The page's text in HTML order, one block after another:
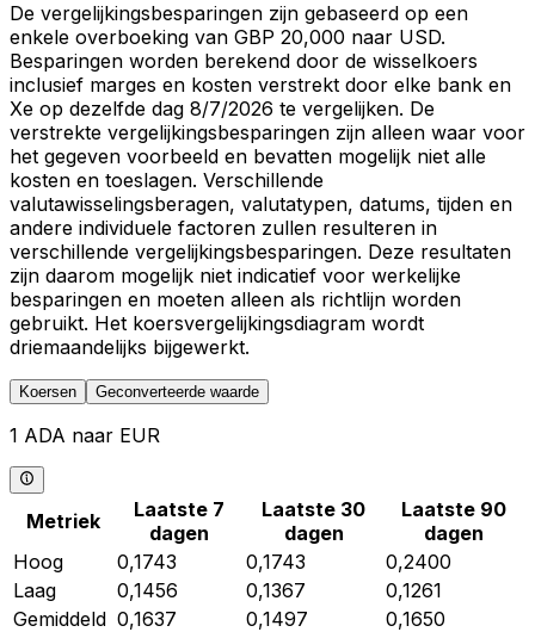
De vergelijkingsbesparingen zijn gebaseerd op een
enkele overboeking van GBP 20,000 naar USD.
Besparingen worden berekend door de wisselkoers
inclusief marges en kosten verstrekt door elke bank en
Xe op dezelfde dag 8/7/2026 te vergelijken. De
verstrekte vergelijkingsbesparingen zijn alleen waar voor
het gegeven voorbeeld en bevatten mogelijk niet alle
kosten en toeslagen. Verschillende
valutawisselingsberagen, valutatypen, datums, tijden en
andere individuele factoren zullen resulteren in
verschillende vergelijkingsbesparingen. Deze resultaten
zijn daarom mogelijk niet indicatief voor werkelijke
besparingen en moeten alleen als richtlijn worden
gebruikt. Het koersvergelijkingsdiagram wordt
driemaandelijks bijgewerkt.
Koersen Geconverteerde waarde
1 ADA naar EUR
Metriek
Laatste 7
dagen
Laatste 30
dagen
Laatste 90
dagen
Hoog
0,1743 0,1743
0,2400
Laag
0,1456 0,1367
0,1261
Gemiddeld 0,1637 0,1497
0,1650